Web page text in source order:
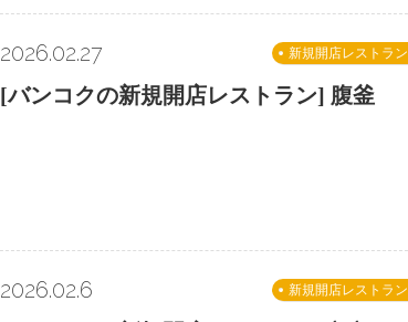
新規開店レストラン
2026.02.27
[バンコクの新規開店レストラン] 腹釜
新規開店レストラン
2026.02.6